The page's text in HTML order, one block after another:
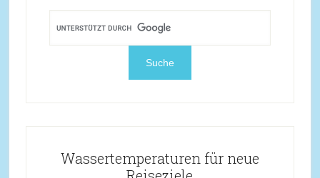
Wassertemperaturen für neue